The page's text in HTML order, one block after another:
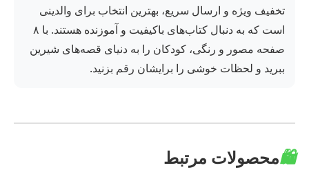
تخفیف ویژه و ارسال سریع، بهترین انتخاب برای والدینی
است که به دنبال کتاب‌های باکیفیت و آموزنده هستند. با ۸
صفحه مصور و رنگی، کودکان را به دنیای قصه‌های شیرین
ببرید و لحظات خوشی را برایشان رقم بزنید.
🛍️محصولات مرتبط